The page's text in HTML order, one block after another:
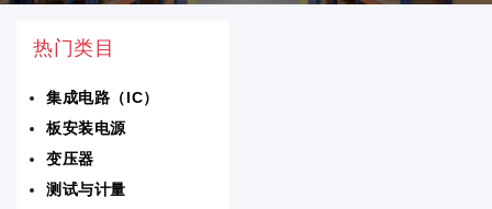
分立半导体产品
隔离器
电池产品
电感器线圈扼流圈
热门类目
集成电路（IC）
板安装电源
变压器
测试与计量